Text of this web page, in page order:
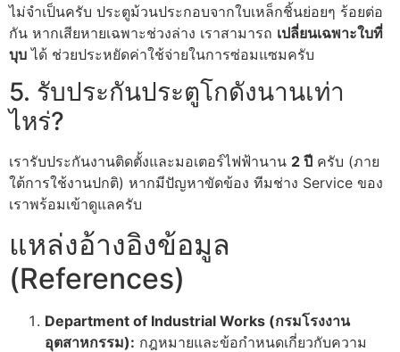
ไม่จำเป็นครับ ประตูม้วนประกอบจากใบเหล็กชิ้นย่อยๆ ร้อยต่อ
กัน หากเสียหายเฉพาะช่วงล่าง เราสามารถ เปลี่ยนเฉพาะใบที่
บุบ ได้ ช่วยประหยัดค่าใช้จ่ายในการซ่อมแซมครับ
5. รับประกันประตูโกดังนานเท่า
ไหร่?
เรารับประกันงานติดตั้งและมอเตอร์ไฟฟ้านาน 2 ปี ครับ (ภาย
ใต้การใช้งานปกติ) หากมีปัญหาขัดข้อง ทีมช่าง Service ของ
เราพร้อมเข้าดูแลครับ
แหล่งอ้างอิงข้อมูล
(References)
Department of Industrial Works (กรมโรงงาน
อุตสาหกรรม): กฎหมายและข้อกำหนดเกี่ยวกับความ